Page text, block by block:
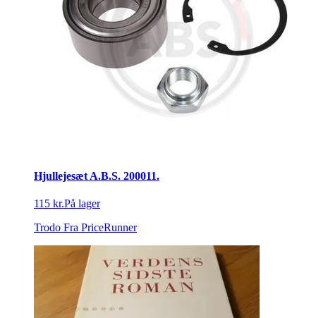
Hjullejesæt A.B.S. 200011.
115 kr.På lager
Trodo Fra PriceRunner